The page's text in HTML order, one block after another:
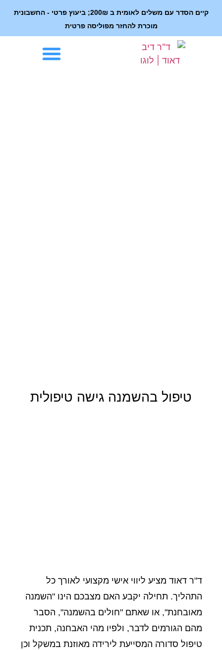
קיים הסדר עם משלים לאומית ב 200₪; ביעוץ פרטי - החשבונית
מוכרת להחזר מפוליסה פרטית
טיפול בהשמנה גישה טיפולית
ד"ר דאוד מציע ליווי אישי מקצועי לאורך כל
התהליך. תחילה יקבע האם מצבכם הינו "השמנה
מאובחנת", או שאתם "חולים בהשמנה", הסבר
מהם הגורמים לדבר, ולפיו מהי האבחנה, תכנית
טיפול סדורה המסייעת לירידה מאוזנת במשקל וכן